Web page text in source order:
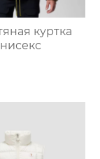
куртка